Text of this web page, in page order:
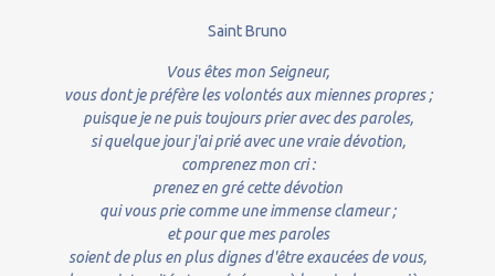
Saint Bruno
Vous êtes mon Seigneur,
vous dont je préfère les volontés aux miennes propres ;
puisque je ne puis toujours prier avec des paroles,
si quelque jour j'ai prié avec une vraie dévotion,
comprenez mon cri :
prenez en gré cette dévotion
qui vous prie comme une immense clameur ;
et pour que mes paroles
soient de plus en plus dignes d'être exaucées de vous,